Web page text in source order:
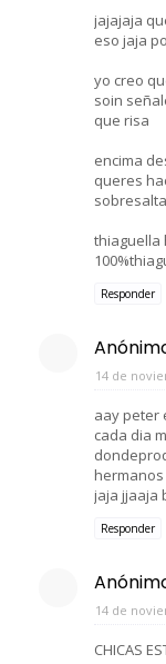
jajajaja
eso jaja
yo creo
soin
que risa
encima
queres
thiaguella
Responder
14 de
aay peter
cada dia
jaja jjaaja
Responder
14 de
CHICAS